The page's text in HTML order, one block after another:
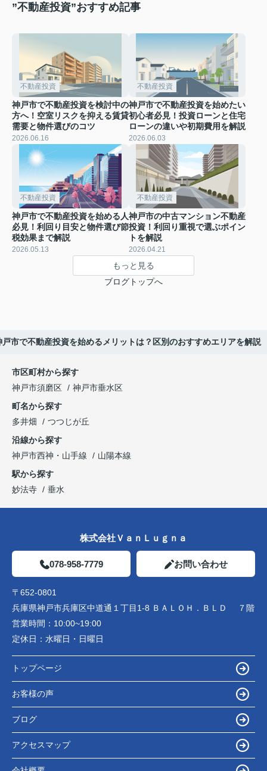
”不動産投資”おすすめ記事
不動産投資
神戸市で不動産投資を検討中の
方へ！空室リスクを抑える賃貸
需要と物件選びのコツ
2026.06.16
不動産投資
神戸市で不動産投資を始めたい
初心者必見！投資ローンと住宅
ローンの違いや初期費用を解説
2026.06.03
不動産投資
神戸市で不動産投資を始める人
必見！利回り目安と物件選び節
税効果まで解説
2026.05.13
不動産投資
神戸市の中古マンション不動産
投資！利回り重視で選ぶポイン
トを解説
2026.04.21
もっと見る
ブログトップへ
戸市で不動産投資を始めるメリットは？区別のおすすめエリアを解説
市区町村から探す
神戸市須磨区
神戸市垂水区
町名から探す
多井畑
つつじが丘
沿線から探す
神戸市西神・山手線
山陽本線
駅から探す
妙法寺
垂水
株式会社ＶａｎＬｕｇｎａ
078-958-7779 お問い合わせ
〒652-0801
兵庫県神戸市兵庫区中道通１丁目1-8 ＢＡＬＯＨ．ＢＬＤ ７階
営業時間： 10:00~19:00
定休日： 水曜日・日曜日
トップページ
お客様の声
ブログ
アクセスマップ